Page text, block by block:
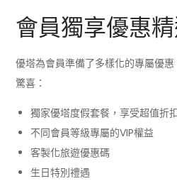
會員獨享優惠
優塔為會員準備了多樣化的專屬優
驚喜：
獨家優塔度假套餐，享受超值折
不同會員等級專屬的VIP權益
客製化旅遊優惠碼
生日特別禮遇